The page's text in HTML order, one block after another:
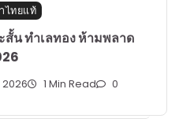
ไทยแท้
สั้น ทำเลทอง ห้ามพลาด
2026 1 Min Read 0